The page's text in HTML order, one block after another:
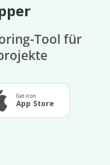
Tool für
Get it on
App Store